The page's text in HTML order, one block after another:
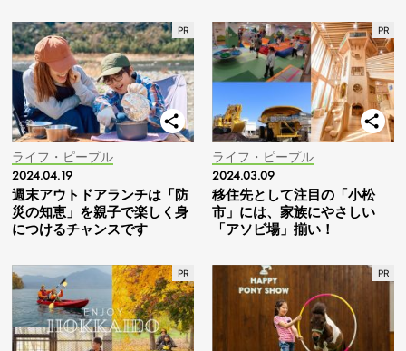
ライフ・ピープル
2024.04.19
週末アウトドアランチは「防
災の知恵」を親子で楽しく身
につけるチャンスです
ライフ・ピープル
2024.03.09
移住先として注目の「小松
市」には、家族にやさしい
「アソビ場」揃い！